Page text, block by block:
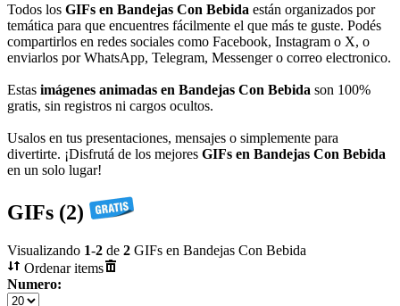
Todos los GIFs en Bandejas Con Bebida están organizados por
temática para que encuentres fácilmente el que más te guste. Podés
compartirlos en redes sociales como Facebook, Instagram o X, o
enviarlos por WhatsApp, Telegram, Messenger o correo electronico.
Estas imágenes animadas en Bandejas Con Bebida son 100%
gratis, sin registros ni cargos ocultos.
Usalos en tus presentaciones, mensajes o simplemente para
divertirte. ¡Disfrutá de los mejores GIFs en Bandejas Con Bebida
en un solo lugar!
GIFs (2)
Visualizando 1-2 de 2 GIFs en Bandejas Con Bebida
Ordenar items
Numero: